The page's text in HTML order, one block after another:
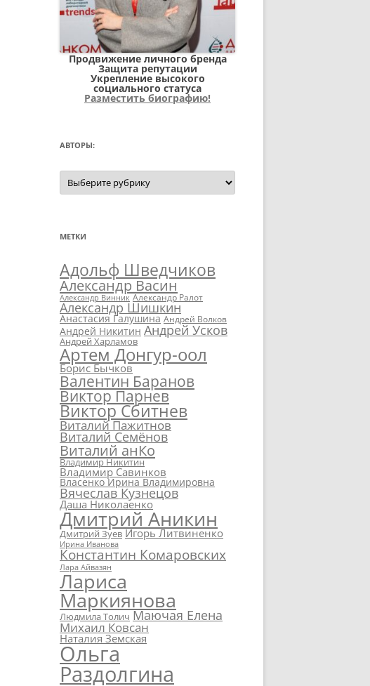
Продвижение личного бренда
Защита репутации
Укрепление высокого
социального статуса
Разместить биографию!
АВТОРЫ:
Авторы:
МЕТКИ
Адольф Шведчиков
Александр Васин
Александр Винник Александр Ралот
Александр Шишкин
Анастасия Галушина Андрей Волков
Андрей Никитин Андрей Усков
Андрей Харламов
Артем Донгур-оол
Борис Бычков
Валентин Баранов
Виктор Парнев
Виктор Сбитнев
Виталий Пажитнов
Виталий Семёнов
Виталий анКо
Владимир Никитин
Владимир Савинков
Власенко Ирина Владимировна
Вячеслав Кузнецов
Даша Николаенко
Дмитрий Аникин
Дмитрий Зуев Игорь Литвиненко
Ирина Иванова
Константин Комаровских
Лара Айвазян
Лариса
Маркиянова
Людмила Толич Маючая Елена
Михаил Ковсан
Наталия Земская
Ольга
Раздолгина